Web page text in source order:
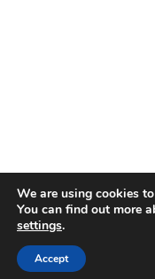
We are using cookies
You can find out more
settings.
Accept